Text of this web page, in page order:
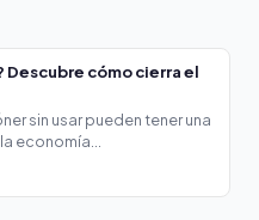
Descubre cómo cierra el
sin usar pueden tener una
economía...